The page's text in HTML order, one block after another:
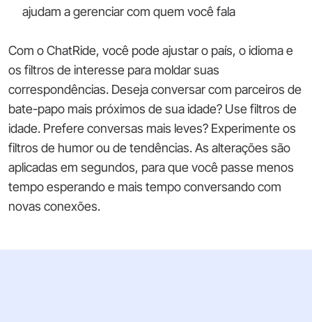
ajudam a gerenciar com quem você fala
Com o ChatRide, você pode ajustar o país, o idioma e
os filtros de interesse para moldar suas
correspondências. Deseja conversar com parceiros de
bate-papo mais próximos de sua idade? Use filtros de
idade. Prefere conversas mais leves? Experimente os
filtros de humor ou de tendências. As alterações são
aplicadas em segundos, para que você passe menos
tempo esperando e mais tempo conversando com
novas conexões.